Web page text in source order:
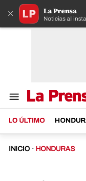
× La Prensa
Noticias al
LO ÚLTIMO
INICIO · HONDURAS